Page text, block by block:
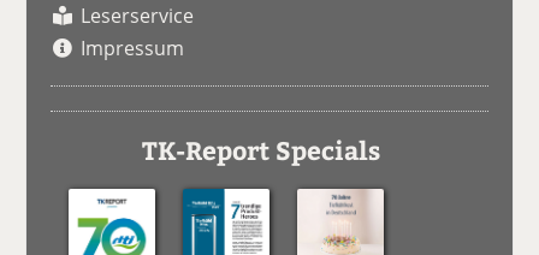
Leserservice
Impressum
TK-Report Specials